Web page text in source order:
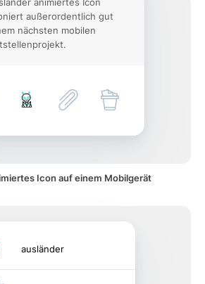
außerordentlich gut
nächsten mobilen
Icon auf einem Mobilgerät
ausländer